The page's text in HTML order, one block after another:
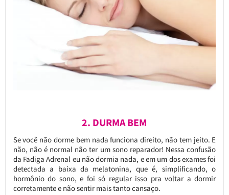
2. DURMA BEM
Se você não dorme bem nada funciona direito, não tem jeito. E
não, não é normal não ter um sono reparador! Nessa confusão
da Fadiga Adrenal eu não dormia nada, e em um dos exames foi
detectada a baixa da melatonina, que é, simplificando, o
hormônio do sono, e foi só regular isso pra voltar a dormir
corretamente e não sentir mais tanto cansaço.